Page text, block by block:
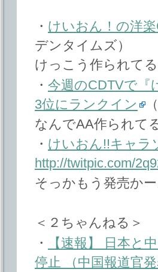
・ けいおん！の洋
デンタイムズ）
けっこう作られてる
・ 今週のCDTVで『
3位にランクイン
なんでAA作られて
・ けいおん!!キャラ
http://twitpic.com/
そっかもう発売かー
＜２ちゃんねる＞
・
【速報】 日本と
停止 （中国報道官発